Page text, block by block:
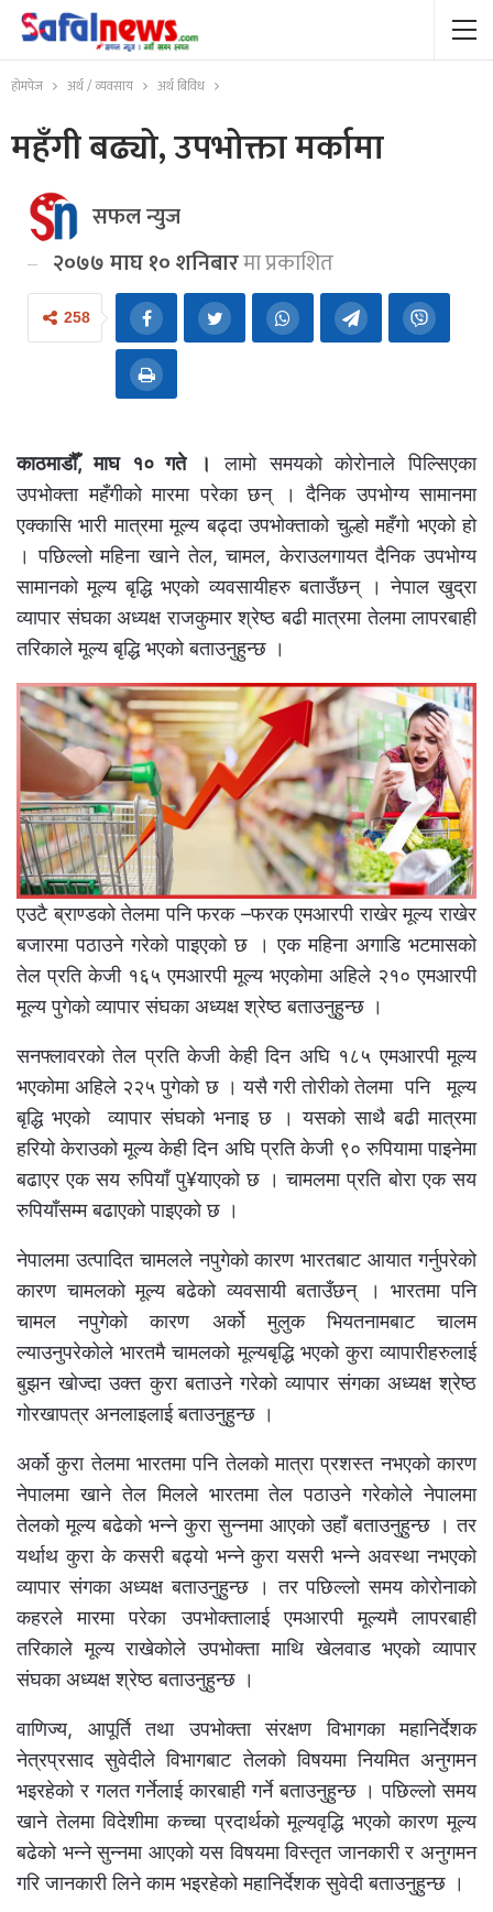
होमपेज अर्थ / व्यवसाय अर्थ बिविध
महँगी बढ्यो, उपभोक्ता मर्कामा
सफल न्युज
२०७७ माघ १० शनिबारमा प्रकाशित
258
काठमाडौँ, माघ १० गते ।
लामो समयको कोरोनाले पिल्सिएका
उपभोक्ता महँगीको मारमा परेका छन् । दैनिक उपभोग्य सामानमा
एक्कासि भारी मात्रमा मूल्य बढ्दा उपभोक्ताको चुल्हो महँगाे भएको हो
। पछिल्लो महिना खाने तेल, चामल, केराउलगायत दैनिक उपभोग्य
सामानको मूल्य बृद्धि भएको व्यवसायीहरु बताउँछन् । नेपाल खुद्रा
व्यापार संघका अध्यक्ष राजकुमार श्रेष्ठ बढी मात्रमा तेलमा लापरबाही
तरिकाले मूल्य बृद्धि भएको बताउनुहुन्छ ।
एउटै ब्राण्डको तेलमा पनि फरक –फरक एमआरपी राखेर मूल्य राखेर
बजारमा पठाउने गरेको पाइएको छ । एक महिना अगाडि भटमासको
तेल प्रति केजी १६५ एमआरपी मूल्य भएकोमा अहिले २१० एमआरपी
मूल्य पुगेको व्यापार संघका अध्यक्ष श्रेष्ठ बताउनुहुन्छ ।
सनफ्लावरको तेल प्रति केजी केही दिन अघि १८५ एमआरपी मूल्य
भएकोमा अहिले २२५ पुगेको छ । यसै गरी तोरीको तेलमा पनि मूल्य
बृद्धि भएको व्यापार संघको भनाइ छ । यसको साथै बढी मात्रमा
हरियो केराउको मूल्य केही दिन अघि प्रति केजी ९० रुपियामा पाइनेमा
बढाएर एक सय रुपियाँ पु¥याएको छ । चामलमा प्रति बोरा एक सय
रुपियाँसम्म बढाएको पाइएको छ ।
नेपालमा उत्पादित चामलले नपुगेको कारण भारतबाट आयात गर्नुपरेको
कारण चामलको मूल्य बढेको व्यवसायी बताउँछन् । भारतमा पनि
चामल नपुगेको कारण अर्को मुलुक भियतनामबाट चालम
ल्याउनुपरेकोले भारतमै चामलको मूल्यबृद्धि भएको कुरा व्यापारीहरुलाई
बुझन खोज्दा उक्त कुरा बताउने गरेको व्यापार संगका अध्यक्ष श्रेष्ठ
गोरखापत्र अनलाइलाई बताउनुहुन्छ ।
अर्को कुरा तेलमा भारतमा पनि तेलको मात्रा प्रशस्त नभएको कारण
नेपालमा खाने तेल मिलले भारतमा तेल पठाउने गरेकोले नेपालमा
तेलको मूल्य बढेको भन्ने कुरा सुन्नमा आएको उहाँ बताउनुहुन्छ । तर
यर्थाथ कुरा के कसरी बढ्यो भन्ने कुरा यसरी भन्ने अवस्था नभएको
व्यापार संगका अध्यक्ष बताउनुहुन्छ । तर पछिल्लो समय कोरोनाको
कहरले मारमा परेका उपभोक्तालाई एमआरपी मूल्यमै लापरबाही
तरिकाले मूल्य राखेकोले उपभोक्ता माथि खेलवाड भएको व्यापार
संघका अध्यक्ष श्रेष्ठ बताउनुहुन्छ ।
वाणिज्य, आपूर्ति तथा उपभोक्ता संरक्षण विभागका महानिर्देशक
नेत्रप्रसाद सुवेदीले विभागबाट तेलको विषयमा नियमित अनुगमन
भइरहेको र गलत गर्नेलाई कारबाही गर्ने बताउनुहुन्छ । पछिल्लो समय
खाने तेलमा विदेशीमा कच्चा प्रदार्थको मूल्यवृद्धि भएको कारण मूल्य
बढेको भन्ने सुन्नमा आएको यस विषयमा विस्तृत जानकारी र अनुगमन
गरि जानकारी लिने काम भइरहेको महानिर्देशक सुवेदी बताउनुहुन्छ ।